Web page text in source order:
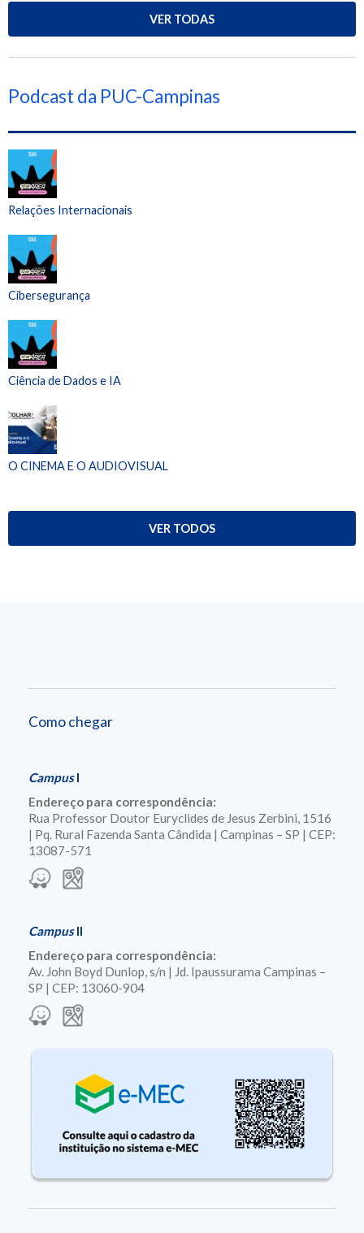
VER TODAS
Podcast da PUC-Campinas
Relações Internacionais
Cibersegurança
Ciência de Dados e IA
O CINEMA E O AUDIOVISUAL
VER TODOS
Como chegar
CampusI
Endereço para correspondência:
Rua Professor Doutor Euryclides de Jesus Zerbini, 1516
| Pq. Rural Fazenda Santa Cândida | Campinas – SP | CEP:
13087-571
CampusII
Endereço para correspondência:
Av. John Boyd Dunlop, s/n | Jd. Ipaussurama Campinas –
SP | CEP: 13060-904